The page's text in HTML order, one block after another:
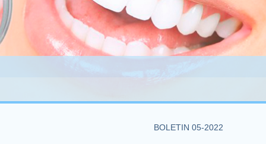
BOLETIN 05-2022